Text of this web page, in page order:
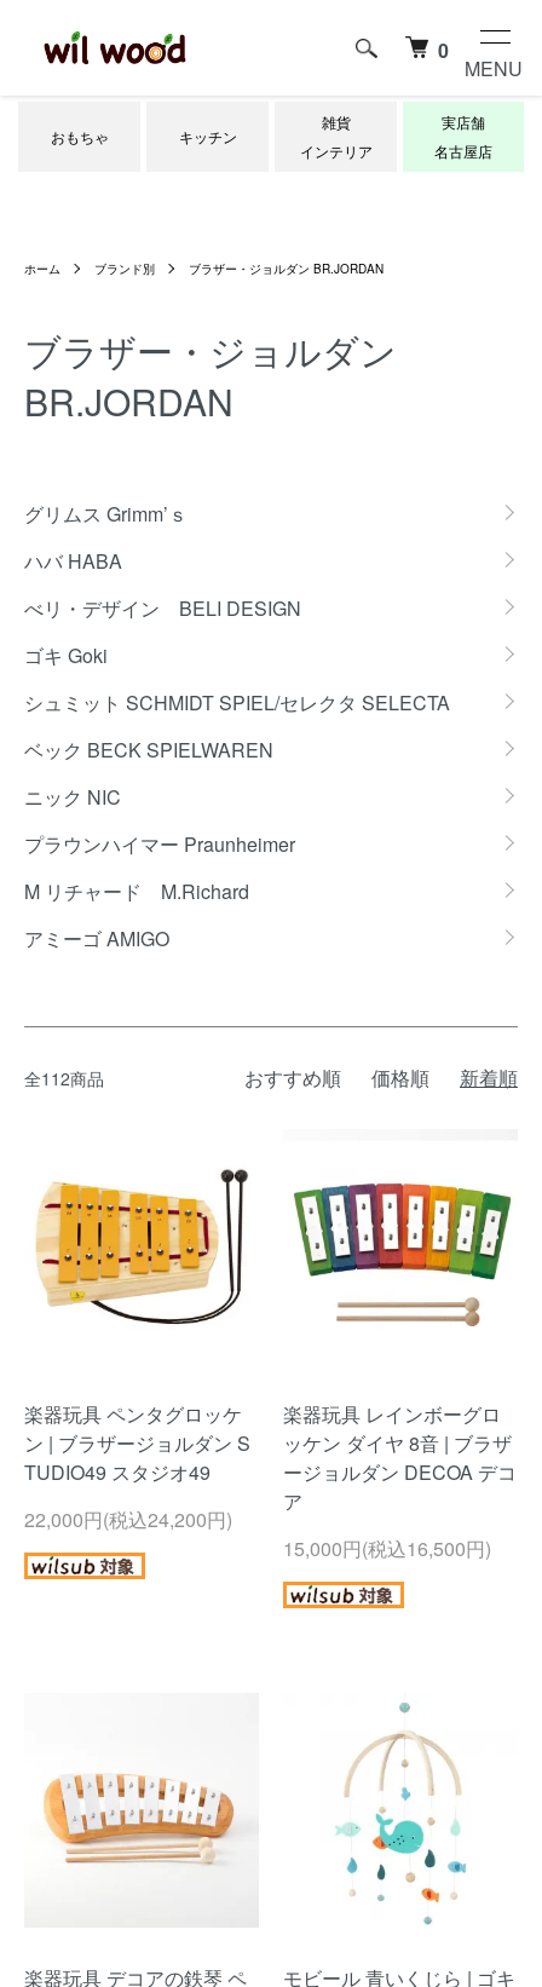
0
MENU
おもちゃ キッチン
雑貨
インテリア
実店舗
名古屋店
ホーム ブランド別 ブラザー・ジョルダン BR.JORDAN
ブラザー・ジョルダン
BR.JORDAN
グリムス Grimm’ｓ
ハバ HABA
べリ・デザイン BELI DESIGN
ゴキ Goki
シュミット SCHMIDT SPIEL/セレクタ SELECTA
ベック BECK SPIELWAREN
ニック NIC
プラウンハイマー Praunheimer
M リチャード M.Richard
アミーゴ AMIGO
全112商品 おすすめ順 価格順 新着順
楽器玩具 ペンタグロッケ
ン | ブラザージョルダン S
TUDIO49 スタジオ49
22,000円(税込24,200円)
楽器玩具 レインボーグロ
ッケン ダイヤ 8音 | ブラザ
ージョルダン DECOA デコ
ア
15,000円(税込16,500円)
楽器玩具 デコアの鉄琴 ペ
モビール 青いくじら | ゴキ